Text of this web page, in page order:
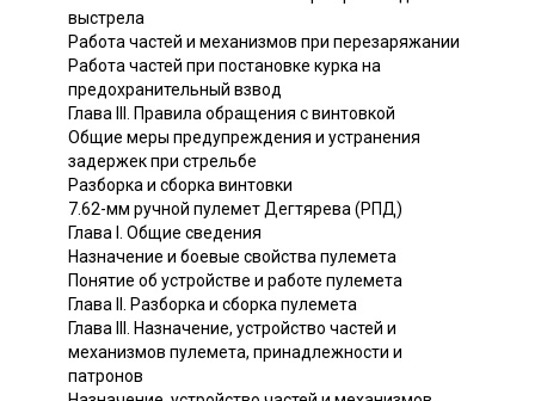
выстрела
Работа частей и механизмов при перезаряжании
Работа частей при постановке курка на
предохранительный взвод
Глава III. Правила обращения с винтовкой
Общие меры предупреждения и устранения
задержек при стрельбе
Разборка и сборка винтовки
7.62-мм ручной пулемет Дегтярева (РПД)
Глава I. Общие сведения
Назначение и боевые свойства пулемета
Понятие об устройстве и работе пулемета
Глава II. Разборка и сборка пулемета
Глава III. Назначение, устройство частей и
механизмов пулемета, принадлежности и
патронов